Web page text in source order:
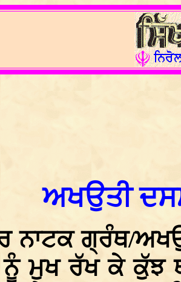
ਅਖਉਤੀ
ਨਾਟਕ ਗ੍ਰੰਥ/
ਮੁਖ ਰੱਖ ਕੇ ਕੁੱਝ